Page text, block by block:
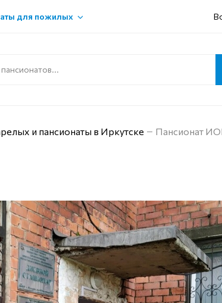
для пожилых
и пансионаты в Иркутске Пансионат